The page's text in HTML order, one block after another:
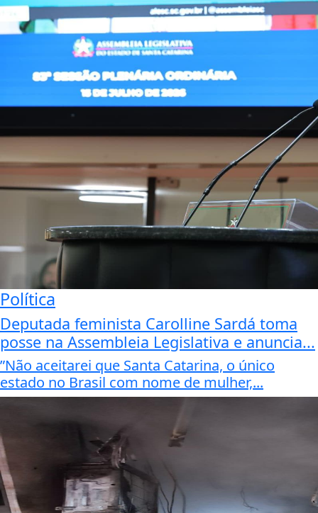
Política
Deputada feminista Carolline Sardá toma
posse na Assembleia Legislativa e anuncia...
”Não aceitarei que Santa Catarina, o único
estado no Brasil com nome de mulher,...